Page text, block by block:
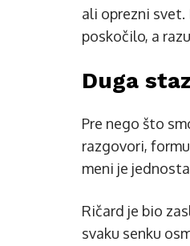
ali oprezni
poskočilo, a
Duga
Pre nego što
razgovori,
meni je
Ričard je bio
svaku senku